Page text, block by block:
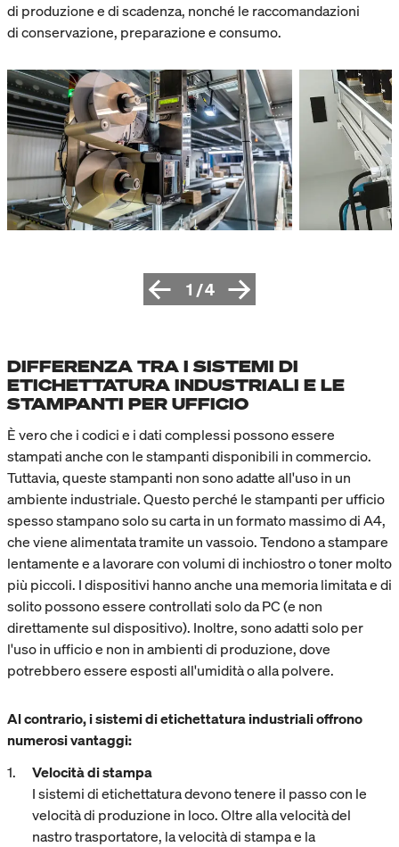
di produzione e di scadenza, nonché le raccomandazioni
di conservazione, preparazione e consumo.
1 /4
DIFFERENZA TRA I SISTEMI DI
ETICHETTATURA INDUSTRIALI E LE
STAMPANTI PER UFFICIO
È vero che i codici e i dati complessi possono essere
stampati anche con le stampanti disponibili in commercio.
Tuttavia, queste stampanti non sono adatte all'uso in un
ambiente industriale. Questo perché le stampanti per ufficio
spesso stampano solo su carta in un formato massimo di A4,
che viene alimentata tramite un vassoio. Tendono a stampare
lentamente e a lavorare con volumi di inchiostro o toner molto
più piccoli. I dispositivi hanno anche una memoria limitata e di
solito possono essere controllati solo da PC (e non
direttamente sul dispositivo). Inoltre, sono adatti solo per
l'uso in ufficio e non in ambienti di produzione, dove
potrebbero essere esposti all'umidità o alla polvere.
Al contrario, i sistemi di etichettatura industriali offrono
numerosi vantaggi:
Velocità di stampa
I sistemi di etichettatura devono tenere il passo con le
velocità di produzione in loco. Oltre alla velocità del
nastro trasportatore, la velocità di stampa e la